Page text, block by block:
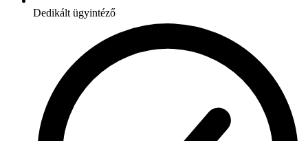
Dedikált ügyintéző